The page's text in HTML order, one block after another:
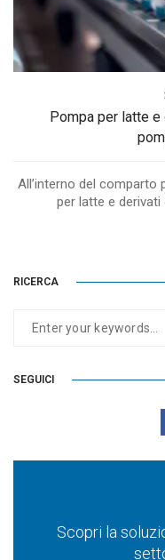
Pompa per latte
All’interno del
per latte e
RICERCA
SEGUICI
Scopri la